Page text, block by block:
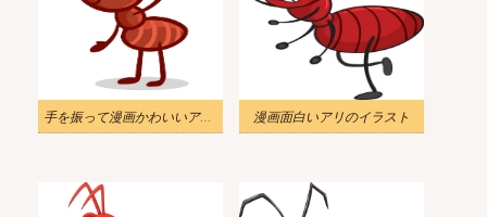
手を振って漫画かわいいアリのイラスト 漫画面白いアリのイラスト